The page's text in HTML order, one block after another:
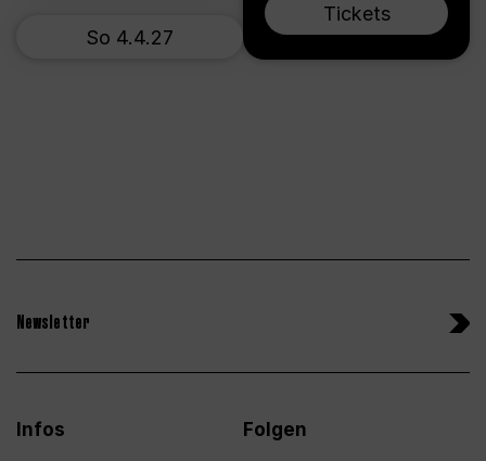
Tickets
So 4.4.27
Newsletter
Infos
Folgen